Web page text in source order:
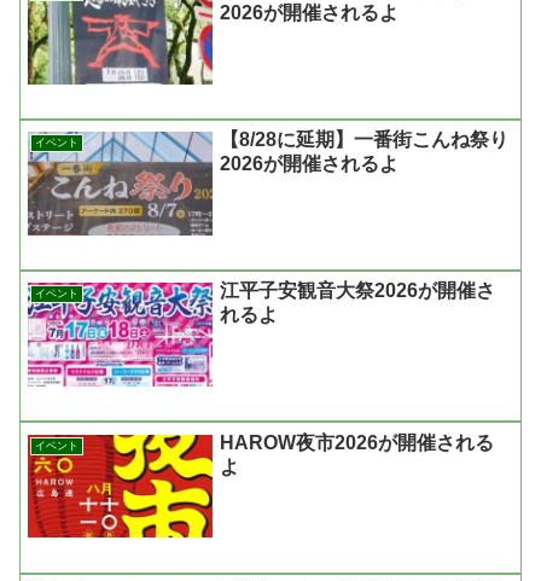
2026が開催されるよ
イベント
【8/28に延期】一番街こんね祭り
2026が開催されるよ
イベント
江平子安観音大祭2026が開催さ
れるよ
イベント
HAROW夜市2026が開催される
よ